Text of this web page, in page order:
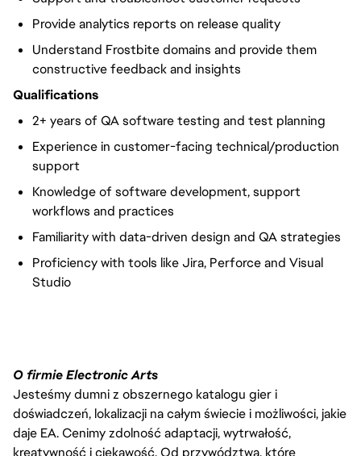
Provide analytics reports on release quality
Understand Frostbite domains and provide them
constructive feedback and insights
Qualifications
2+ years of QA software testing and test planning
Experience in customer-facing technical/production
support
Knowledge of software development, support
workflows and practices
Familiarity with data-driven design and QA strategies
Proficiency with tools like Jira, Perforce and Visual
Studio
O firmie Electronic Arts
Jesteśmy dumni z obszernego katalogu gier i
doświadczeń, lokalizacji na całym świecie i możliwości, jakie
daje EA. Cenimy zdolność adaptacji, wytrwałość,
kreatywność i ciekawość. Od przywództwa, które